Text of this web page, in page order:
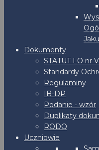
Dokumenty
STATUT LO nr
Standardy
Regulaminy
IB-DP
Podanie - wzór
Duplikaty
RODO
Uczniowie